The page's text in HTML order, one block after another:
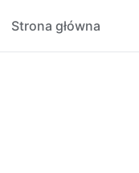
Strona główna